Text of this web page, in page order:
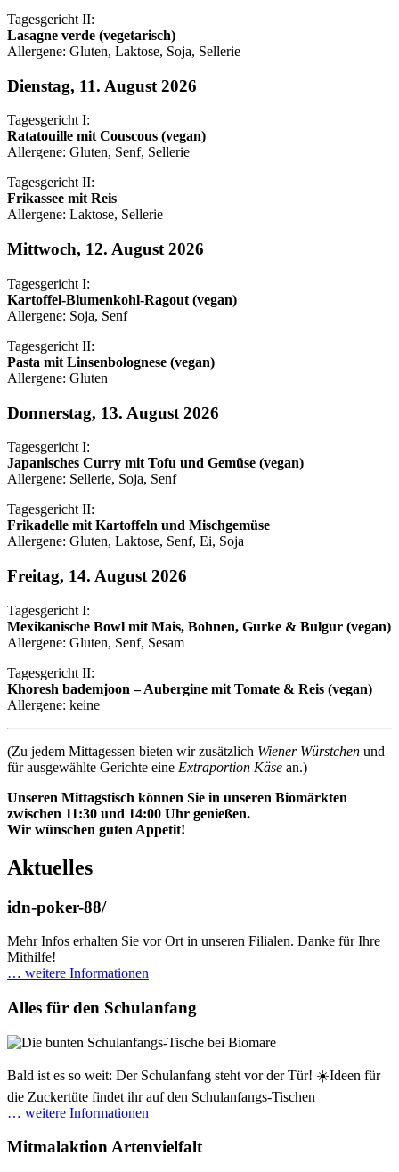
Tagesgericht II:
Lasagne verde (vegetarisch)
Allergene: Gluten, Laktose, Soja, Sellerie
Dienstag, 11. August 2026
Tagesgericht I:
Ratatouille mit Couscous (vegan)
Allergene: Gluten, Senf, Sellerie
Tagesgericht II:
Frikassee mit Reis
Allergene: Laktose, Sellerie
Mittwoch, 12. August 2026
Tagesgericht I:
Kartoffel-Blumenkohl-Ragout (vegan)
Allergene: Soja, Senf
Tagesgericht II:
Pasta mit Linsenbolognese (vegan)
Allergene: Gluten
Donnerstag, 13. August 2026
Tagesgericht I:
Japanisches Curry mit Tofu und Gemüse (vegan)
Allergene: Sellerie, Soja, Senf
Tagesgericht II:
Frikadelle mit Kartoffeln und Mischgemüse
Allergene: Gluten, Laktose, Senf, Ei, Soja
Freitag, 14. August 2026
Tagesgericht I:
Mexikanische Bowl mit Mais, Bohnen, Gurke & Bulgur (vegan)
Allergene: Gluten, Senf, Sesam
Tagesgericht II:
Khoresh bademjoon – Aubergine mit Tomate & Reis (vegan)
Allergene: keine
(Zu jedem Mittagessen bieten wir zusätzlich Wiener Würstchen und
für ausgewählte Gerichte eine Extraportion Käse an.)
Unseren Mittagstisch können Sie in unseren Biomärkten
zwischen 11:30 und 14:00 Uhr genießen.
Wir wünschen guten Appetit!
Aktuelles
idn-poker-88/
Mehr Infos erhalten Sie vor Ort in unseren Filialen. Danke für Ihre
Mithilfe!
… weitere Informationen
Alles für den Schulanfang
Bald ist es so weit: Der Schulanfang steht vor der Tür! ☀️Ideen für
die Zuckertüte findet ihr auf den Schulanfangs-Tischen
… weitere Informationen
Mitmalaktion Artenvielfalt